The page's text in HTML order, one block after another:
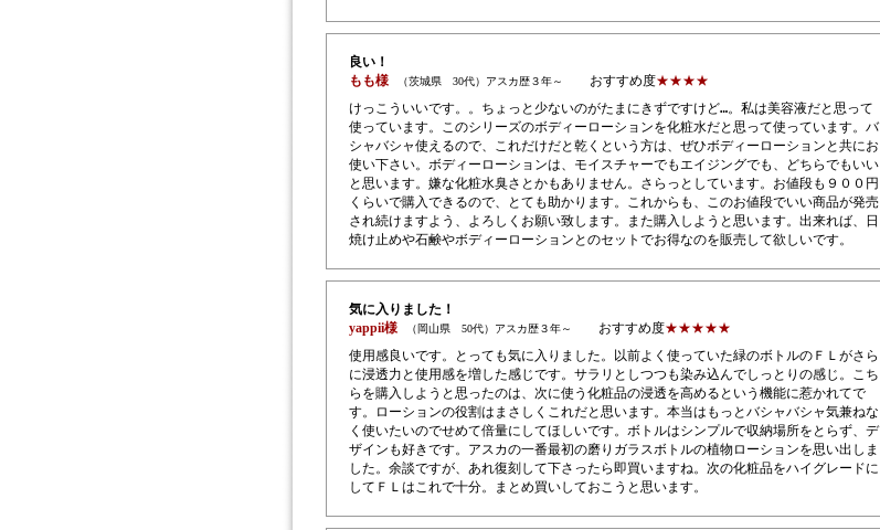
良い！
もも様
（茨城県 30代）アスカ歴３年～ おすすめ度★★★★
けっこういいです。。ちょっと少ないのがたまにきずですけど…。私は美容液だと思って
使っています。このシリーズのボディーローションを化粧水だと思って使っています。バ
シャバシャ使えるので、これだけだと乾くという方は、ぜひボディーローションと共にお
使い下さい。ボディーローションは、モイスチャーでもエイジングでも、どちらでもいい
と思います。嫌な化粧水臭さとかもありません。さらっとしています。お値段も９００円
くらいで購入できるので、とても助かります。これからも、このお値段でいい商品が発売
され続けますよう、よろしくお願い致します。また購入しようと思います。出来れば、日
焼け止めや石鹸やボディーローションとのセットでお得なのを販売して欲しいです。
気に入りました！
yappii様
（岡山県 50代）アスカ歴３年～ おすすめ度★★★★★
使用感良いです。とっても気に入りました。以前よく使っていた緑のボトルのＦＬがさら
に浸透力と使用感を増した感じです。サラリとしつつも染み込んでしっとりの感じ。こち
らを購入しようと思ったのは、次に使う化粧品の浸透を高めるという機能に惹かれてで
す。ローションの役割はまさしくこれだと思います。本当はもっとバシャバシャ気兼ねな
く使いたいのでせめて倍量にしてほしいです。ボトルはシンプルで収納場所をとらず、デ
ザインも好きです。アスカの一番最初の磨りガラスボトルの植物ローションを思い出しま
した。余談ですが、あれ復刻して下さったら即買いますね。次の化粧品をハイグレードに
してＦＬはこれで十分。まとめ買いしておこうと思います。